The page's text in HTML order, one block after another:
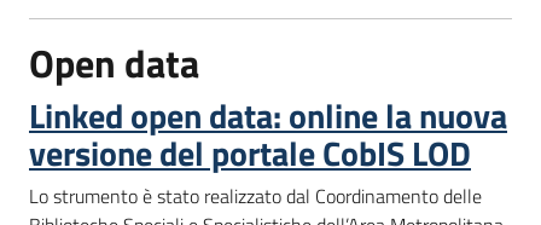
Open data
Linked open data: online la nuova
versione del portale CobIS LOD
Lo strumento è stato realizzato dal Coordinamento delle